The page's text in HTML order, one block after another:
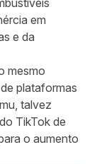
em
e da
mesmo
plataformas
talvez
TikTok de
o aumento